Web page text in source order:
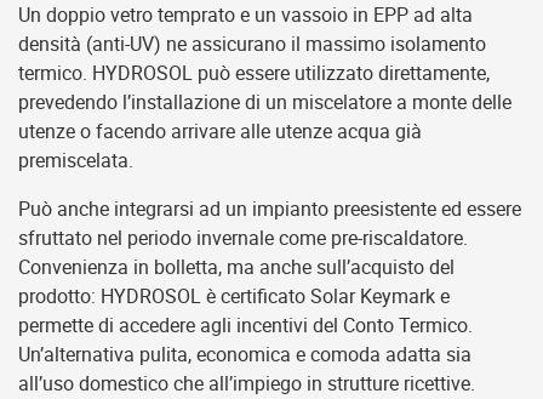
Un doppio vetro temprato e un vassoio in EPP ad alta
densità (anti-UV) ne assicurano il massimo isolamento
termico. HYDROSOL può essere utilizzato direttamente,
prevedendo l’installazione di un miscelatore a monte delle
utenze o facendo arrivare alle utenze acqua già
premiscelata.
Può anche integrarsi ad un impianto preesistente ed essere
sfruttato nel periodo invernale come pre-riscaldatore.
Convenienza in bolletta, ma anche sull’acquisto del
prodotto: HYDROSOL è certificato Solar Keymark e
permette di accedere agli incentivi del Conto Termico.
Un’alternativa pulita, economica e comoda adatta sia
all’uso domestico che all’impiego in strutture ricettive.